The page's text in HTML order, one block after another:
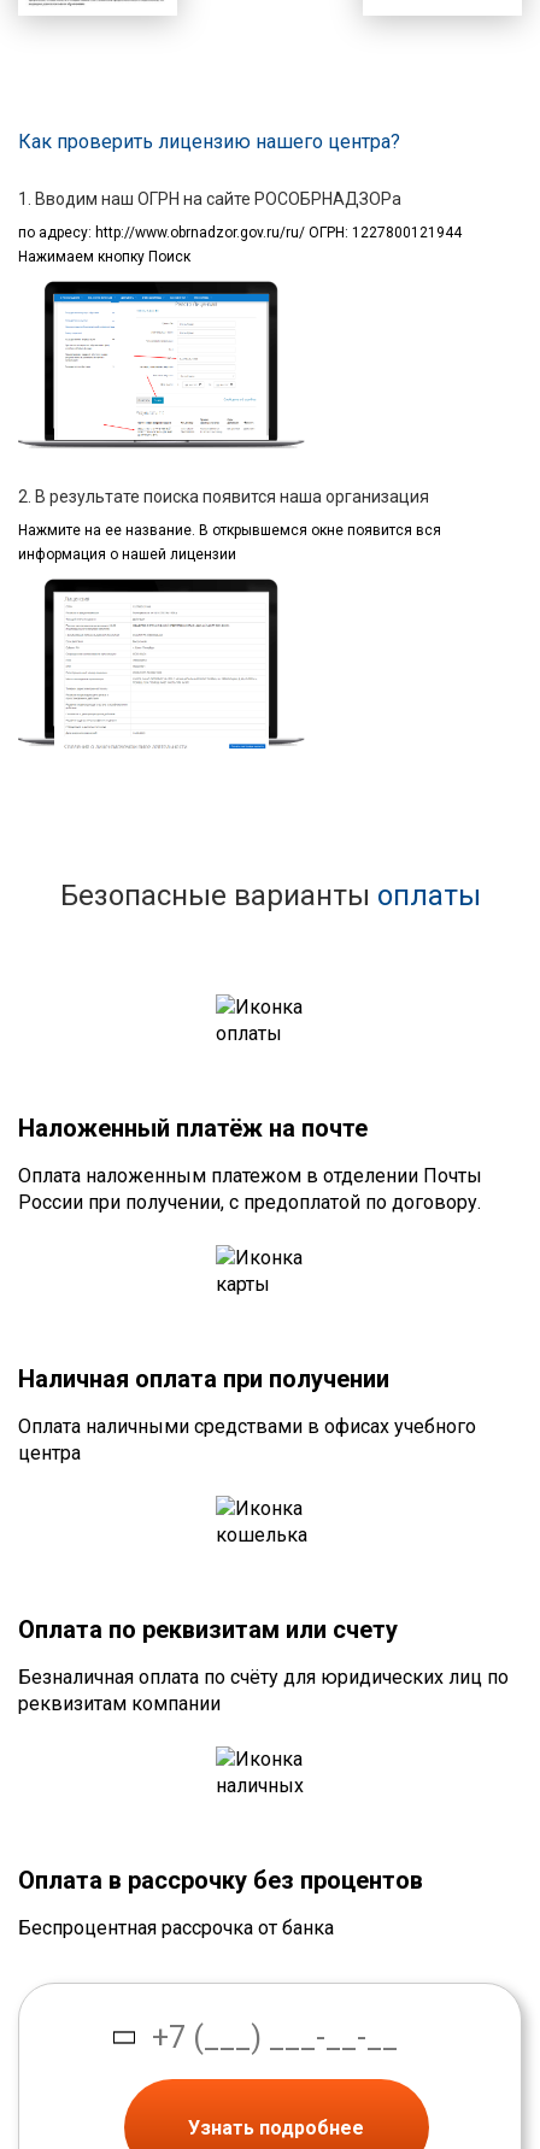
Как проверить лицензию нашего центра?
1. Вводим наш ОГРН на сайте РОСОБРНАДЗОРа
по адресу: http://www.obrnadzor.gov.ru/ru/ ОГРН: 1227800121944
Нажимаем кнопку Поиск
2. В результате поиска появится наша организация
Нажмите на ее название. В открывшемся окне появится вся
информация о нашей лицензии
Безопасные варианты оплаты
Наложенный платёж на почте
Оплата наложенным платежом в отделении Почты
России при получении, с предоплатой по договору.
Наличная оплата при получении
Оплата наличными средствами в офисах учебного
центра
Оплата по реквизитам или счету
Безналичная оплата по счёту для юридических лиц по
реквизитам компании
Оплата в рассрочку без процентов
Беспроцентная рассрочка от банка
Узнать подробнее